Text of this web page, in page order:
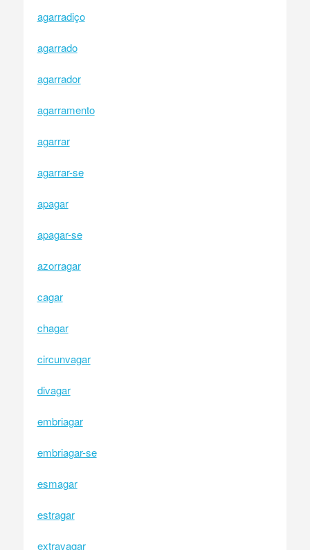
agarradiço
agarrado
agarrador
agarramento
agarrar
agarrar-se
apagar
apagar-se
azorragar
cagar
chagar
circunvagar
divagar
embriagar
embriagar-se
esmagar
estragar
extravagar